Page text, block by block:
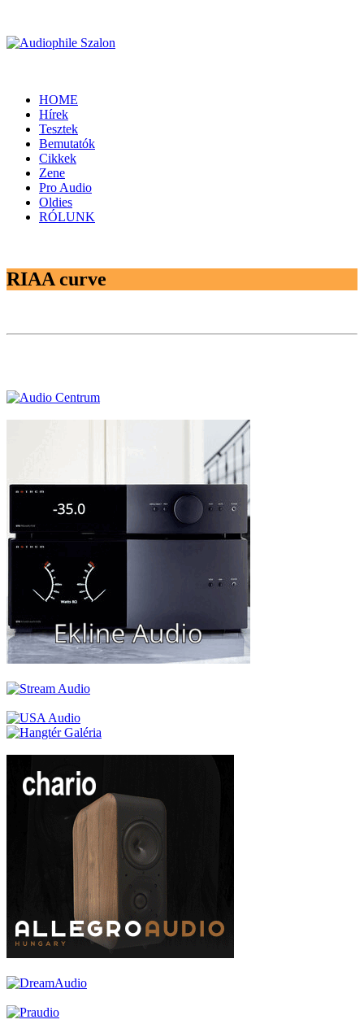
HOME
Hírek
Tesztek
Bemutatók
Cikkek
Zene
Pro Audio
Oldies
RÓLUNK
RIAA curve